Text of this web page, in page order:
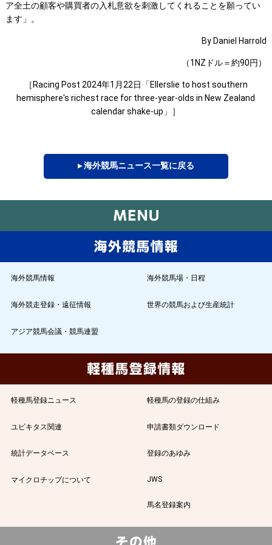
ア全土の顧客や購買者の入札意欲を刺激してくれることを願ってい
ます」。
By Daniel Harrold
（1NZドル＝約90円）
［Racing Post 2024年1月22日「Ellerslie to host southern
hemisphere's richest race for three-year-olds in New Zealand
calendar shake-up」］
▸ 海外競馬ニュース一覧に戻る
海外競馬情報 海外競馬場・日程
海外競走登録・遠征情報 世界の競馬および生産統計
アジア競馬会議・競馬連盟
軽種馬登録ニュース 軽種馬の登録の仕組み
ユビキタス関連 申請書類ダウンロード
統計データベース 登録のあゆみ
マイクロチップについて JWS
馬名登録案内